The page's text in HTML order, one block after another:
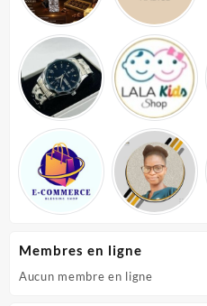
Membres en ligne
Aucun membre en ligne